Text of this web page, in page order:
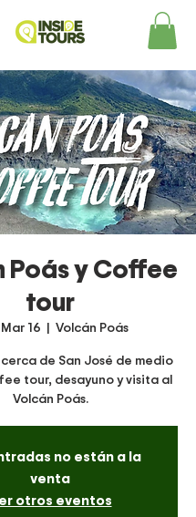
Poás y Coffee
tour
16
  |
Volcán Poás
cerca de San José de medio
tour, desayuno y visita al
Volcán Poás.
no están a la
venta
otros eventos